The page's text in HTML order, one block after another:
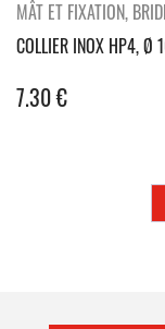
MÂT ET FIXATION,
COLLIER INOX HP4, Ø
7.30€